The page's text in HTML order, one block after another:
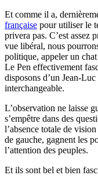
Et comme il a,
française pour utiliser le
privera pas. C’est assez
vue libéral, nous
politique, appeler un
Le Pen effectivement
disposons d’un Jean-
interchangeable.
L’observation ne laisse
s’empêtre dans des
l’absence totale de
de gauche, gagnent les
l’attention des peuples.
Et ils sont bel et bien